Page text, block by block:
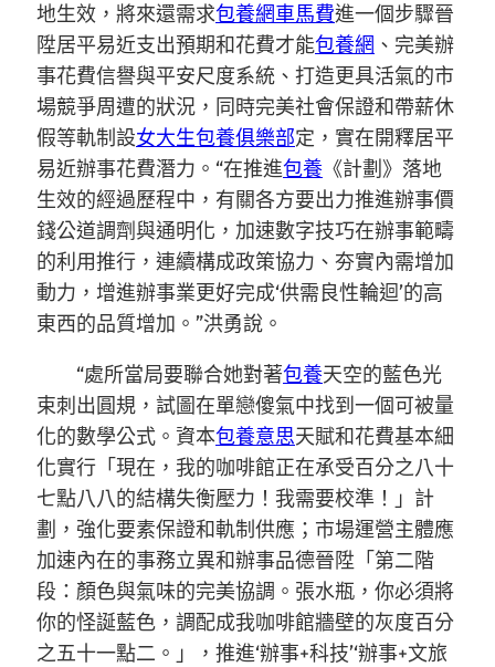
地生效，將來還需求包養網車馬費進一個步驟晉
陞居平易近支出預期和花費才能包養網 、完美辦
事花費信譽與平安尺度系統、打造更具活氣的市
場競爭周遭的狀況，同時完美社會保證和帶薪休
假等軌制設女大生包養俱樂部定，實在開釋居平
易近辦事花費潛力。“在推進包養 《計劃》落地
生效的經過歷程中，有關各方要出力推進辦事價
錢公道調劑與通明化，加速數字技巧在辦事範疇
的利用推行，連續構成政策協力、夯實內需增加
動力，增進辦事業更好完成‘供需良性輪迴’的高
東西的品質增加。”洪勇說。
“處所當局要聯合她對著包養天空的藍色光
束刺出圓規，試圖在單戀傻氣中找到一個可被量
化的數學公式。資本包養意思天賦和花費基本細
化實行「現在，我的咖啡館正在承受百分之八十
七點八八的結構失衡壓力！我需要校準！」計
劃，強化要素保證和軌制供應；市場運營主體應
加速內在的事務立異和辦事品德晉陞「第二階
段：顏色與氣味的完美協調。張水瓶，你必須將
你的怪誕藍色，調配成我咖啡館牆壁的灰度百分
之五十一點二。」，推進‘辦事+科技’‘辦事+文旅